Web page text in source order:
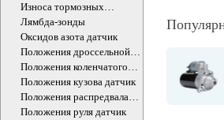
Износа тормозных
колодок датчик
Лямбда-зонды
Оксидов азота датчик
Положения дроссельной
заслонки датчики
Положения коленчатого
вала датчик
Положения кузова датчик
Положения распредвала
ДВС датчик
Положения руля датчик